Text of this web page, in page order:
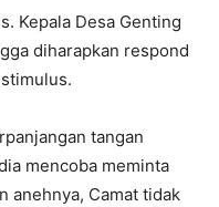
Kepala Desa Genting
diharapkan respond
tangan
mencoba meminta
anehnya, Camat tidak